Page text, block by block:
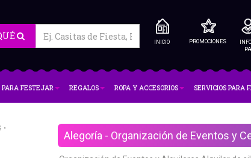
INICIO PROMOCIONES
FESTEJAR REGALOS ROPA Y ACCESORIOS SERVICIOS PARA
•
Alegoría - Organización de Eventos y